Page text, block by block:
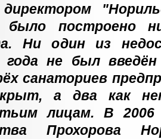
было построено
Ни один из
года не был
санаториев
а два как
лицам. В 2006
Прохорова